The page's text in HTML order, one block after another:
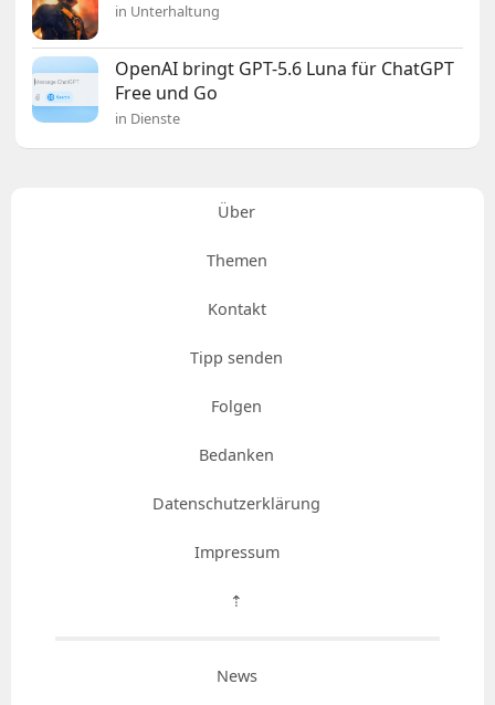
in Unterhaltung
OpenAI bringt GPT-5.6 Luna für ChatGPT
Free und Go
in Dienste
Über
Themen
Kontakt
Tipp senden
Folgen
Bedanken
Datenschutzerklärung
Impressum
⇡
News